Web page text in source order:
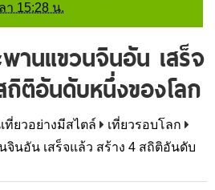
า 15:28 น.
านแขวนจินอัน เสร็จ
ติอันดับหนึ่งของโลก
ที่ยวอย่างมีสไตล์
เที่ยวรอบโลก
นอัน เสร็จแล้ว สร้าง 4 สถิติอันดับ